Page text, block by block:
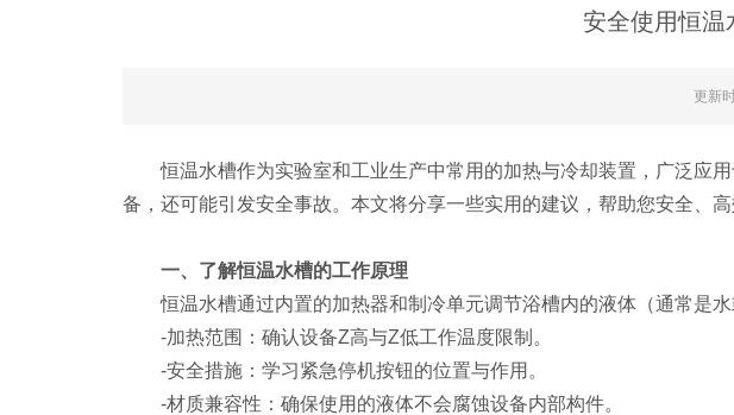
安全使用恒温
更新
恒温水槽作为实验室和工业生产中常用的加热与冷却装置，广泛应用
备，还可能引发安全事故。本文将分享一些实用的建议，帮助您安全、
一、了解恒温水槽的工作原理
恒温水槽通过内置的加热器和制冷单元调节浴槽内的液体（通常是水
-加热范围：确认设备Z高与Z低工作温度限制。
-安全措施：学习紧急停机按钮的位置与作用。
-材质兼容性：确保使用的液体不会腐蚀设备内部构件。